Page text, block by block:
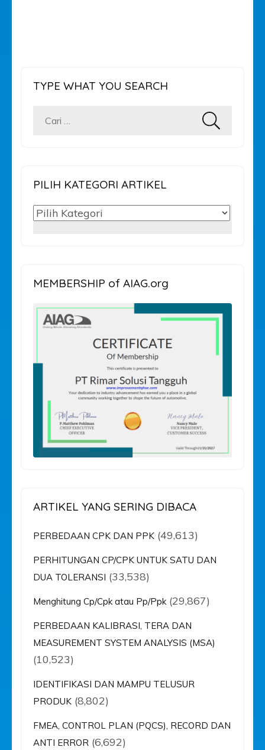
TYPE WHAT YOU SEARCH
Cari
PILIH KATEGORI ARTIKEL
PILIH
MEMBERSHIP of AIAG.org
ARTIKEL YANG SERING DIBACA
PERBEDAAN CPK DAN PPK (49,613)
PERHITUNGAN CP/CPK UNTUK SATU DAN
DUA TOLERANSI (33,538)
Menghitung Cp/Cpk atau Pp/Ppk (29,867)
PERBEDAAN KALIBRASI, TERA DAN
MEASUREMENT SYSTEM ANALYSIS (MSA)
(10,523)
IDENTIFIKASI DAN MAMPU TELUSUR
PRODUK (8,802)
FMEA, CONTROL PLAN (PQCS), RECORD DAN
ANTI ERROR (6,692)